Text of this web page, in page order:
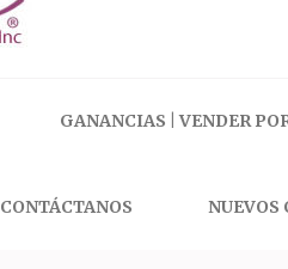
GANANCIAS | VENDER
CONTÁCTANOS NUEVOS